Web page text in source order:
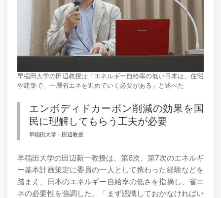
早稲田大学の田辺教授は「エネルギー自給率の低い日本は、住宅
や建築で、一層省エネを進めていく必要がある」と述べた
エンボディドカーボン削減の効果を国
民に理解してもらう工夫が必要
早稲田大学・田辺教授
早稲田大学の田辺新一教授は、第6次、第7次のエネルギ
ー基本計画策定に委員の一人として携わった経験などを
踏まえ、日本のエネルギー自給率の低さを指摘し、省エ
ネの必要性を強調した。「まず認識しておかなければい